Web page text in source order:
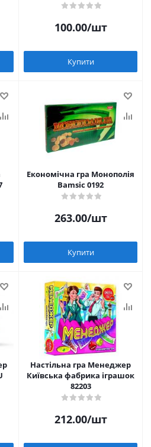
100.00/шт
Купити
Економічна гра Монополія
Bamsic 0192
263.00/шт
Купити
Настільна гра Менеджер
Київська фабрика іграшок
82203
212.00/шт